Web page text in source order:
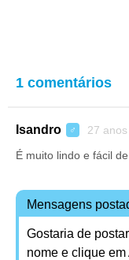
1 comentários
Isandro ♂ 27
É muito lindo e fácil
Mensagens
Gostaria de
nome e clique em